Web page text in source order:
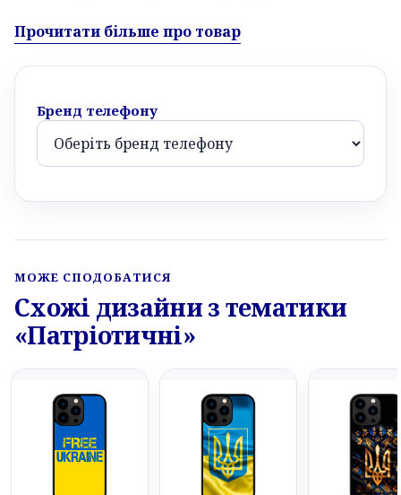
Прочитати більше про товар
Бренд телефону
МОЖЕ СПОДОБАТИСЯ
Схожі дизайни з тематики
«Патріотичні»